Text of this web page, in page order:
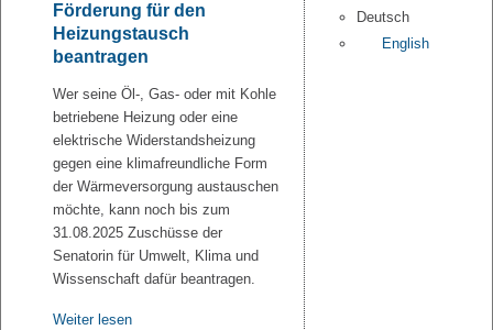
Förderung für den
Heizungstausch
beantragen
Wer seine Öl-, Gas- oder mit Kohle
betriebene Heizung oder eine
elektrische Widerstandsheizung
gegen eine klimafreundliche Form
der Wärmeversorgung austauschen
möchte, kann noch bis zum
31.08.2025 Zuschüsse der
Senatorin für Umwelt, Klima und
Wissenschaft dafür beantragen.
Weiter lesen
Deutsch
English